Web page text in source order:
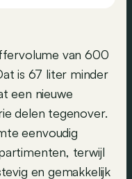
van 600
is 67 liter minder
een nieuwe
delen tegenover.
eenvoudig
terwijl
en gemakkelijk